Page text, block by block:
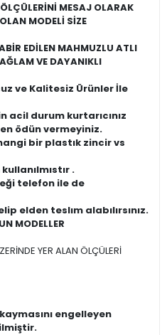
MESAJ OLARAK
MODELİ SİZE
EDİLEN MAHMUZLU ATLI
VE DAYANIKLI
ve Kalitesiz Ürünler İle
acil durum kurtarıcınız
ödün vermeyiniz.
bir plastık zincir vs
.
telefon ile de
elden teslım alabılırsınız.
MODELLER
YER ALAN ÖLÇÜLERİ
engelleyen